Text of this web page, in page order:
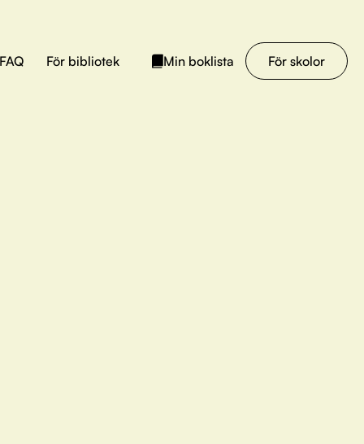
FAQ För bibliotek Min boklista För skolor